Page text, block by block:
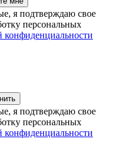
я подтверждаю свое
персональных
конфиденциальности
я подтверждаю свое
персональных
конфиденциальности